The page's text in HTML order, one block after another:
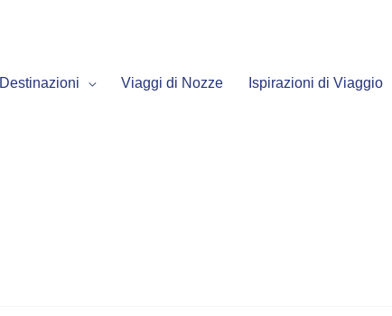
Destinazioni Viaggi di Nozze Ispirazioni di Viaggio